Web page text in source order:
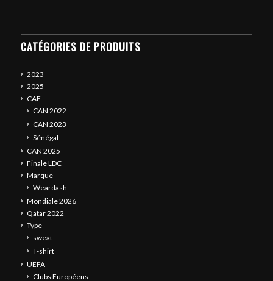
CATÉGORIES DE PRODUITS
2023
2025
CAF
CAN 2022
CAN 2023
Sénégal
CAN 2025
Finale LDC
Marque
Weardash
Mondiale 2026
Qatar 2022
Type
sweat
T-shirt
UEFA
Clubs Européens